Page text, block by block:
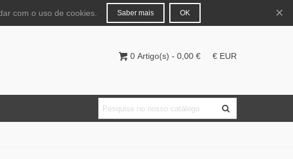
Português
0 Artigo(s) - 0,00 € € EUR
com o uso de cookies. Saber mais OK ×